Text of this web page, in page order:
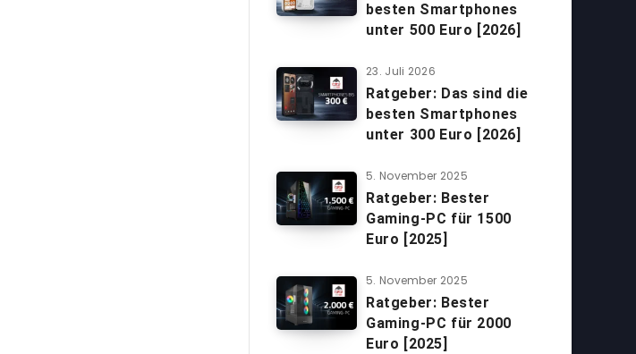
besten Smartphones
unter 500 Euro [2026]
23. Juli 2026
Ratgeber: Das sind die
besten Smartphones
unter 300 Euro [2026]
5. November 2025
Ratgeber: Bester
Gaming-PC für 1500
Euro [2025]
5. November 2025
Ratgeber: Bester
Gaming-PC für 2000
Euro [2025]